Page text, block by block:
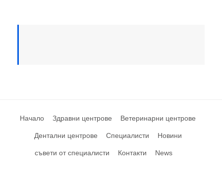
Начало Здравни центрове Ветеринарни центрове
Дентални центрове Специалисти Новини
съвети от специалисти Контакти News